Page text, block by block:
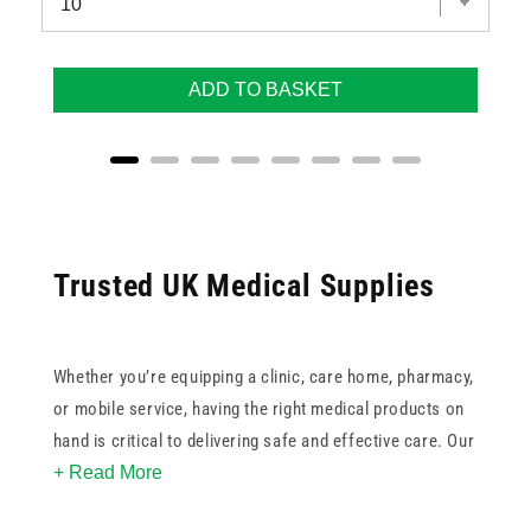
ADD TO BASKET
Trusted UK Medical Supplies
Whether you’re equipping a clinic, care home, pharmacy,
or mobile service, having the right medical products on
hand is critical to delivering safe and effective care. Our
range of UK medical supplies includes specialised
+ Read More